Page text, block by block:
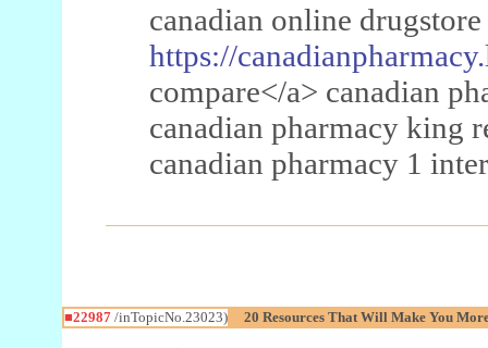
canadian online
https://
compare</a> canadian
canadian pharmacy king
canadian pharmacy 1
■22987/inTopicNo.23023) 20 Resources That Will Make You